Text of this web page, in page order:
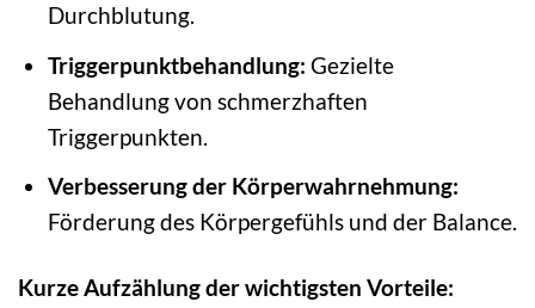
Durchblutung.
Triggerpunktbehandlung: Gezielte
Behandlung von schmerzhaften
Triggerpunkten.
Verbesserung der Körperwahrnehmung:
Förderung des Körpergefühls und der Balance.
Kurze Aufzählung der wichtigsten Vorteile: